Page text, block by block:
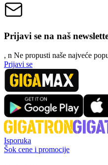
Prijavi se na naš
, n Ne propusti naše najveće
Prijavi se
Isporuka
Šok cene i promocije